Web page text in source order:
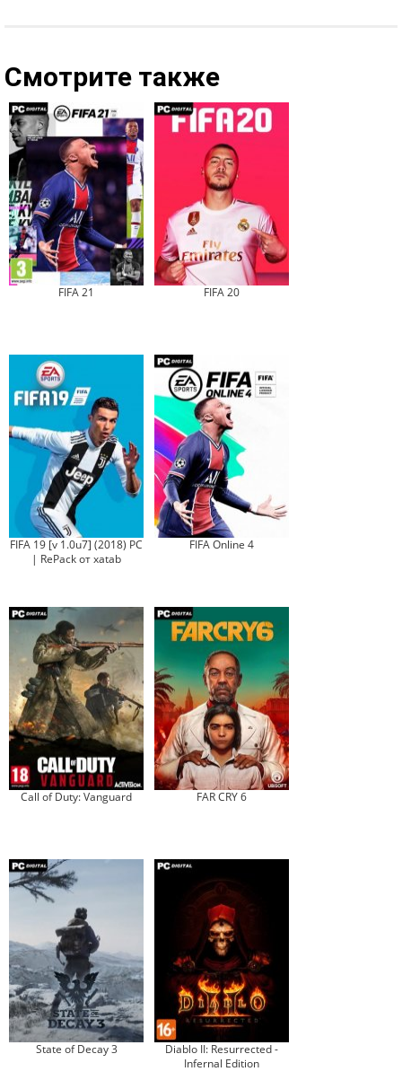
Смотрите также
FIFA 21 FIFA 20
FIFA 19 [v 1.0u7] (2018) PC
| RePack от xatab
FIFA Online 4
Call of Duty: Vanguard FAR CRY 6
State of Decay 3
Diablo II: Resurrected -
Infernal Edition